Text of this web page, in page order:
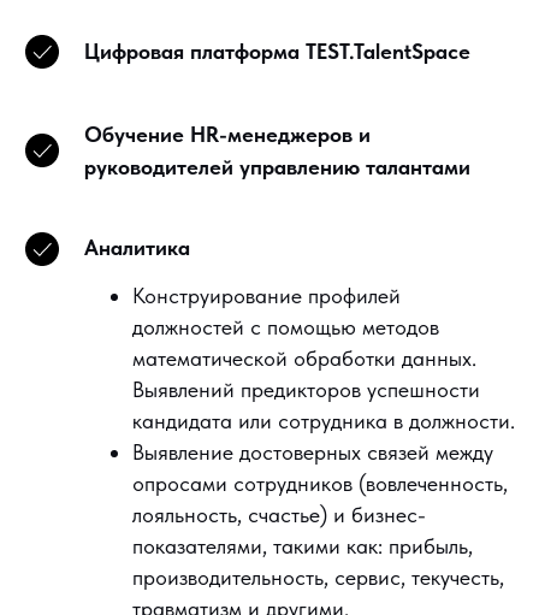
Цифровая платформа TEST.TalentSpace
Обучение HR-менеджеров и
руководителей управлению талантами
Аналитика
Конструирование профилей
должностей с помощью методов
математической обработки данных.
Выявлений предикторов успешности
кандидата или сотрудника в должности.
Выявление достоверных связей между
опросами сотрудников (вовлеченность,
лояльность, счастье) и бизнес-
показателями, такими как: прибыль,
производительность, сервис, текучесть,
травматизм и другими.